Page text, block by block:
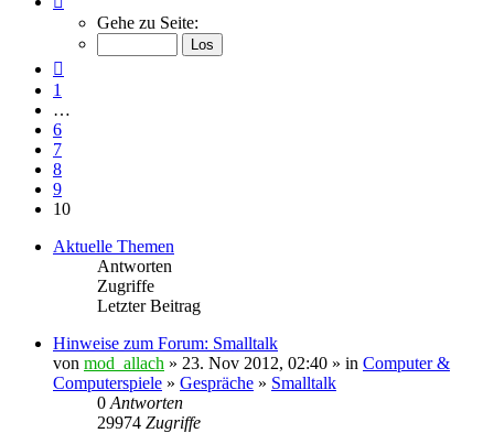
10
von
Gehe zu Seite:
1
…
6
7
8
9
10
Aktuelle Themen
Antworten
Zugriffe
Letzter Beitrag
Hinweise zum Forum: Smalltalk
von mod_allach » 23. Nov 2012, 02:40 » in Computer &
Computerspiele » Gespräche » Smalltalk
0 Antworten
29974 Zugriffe